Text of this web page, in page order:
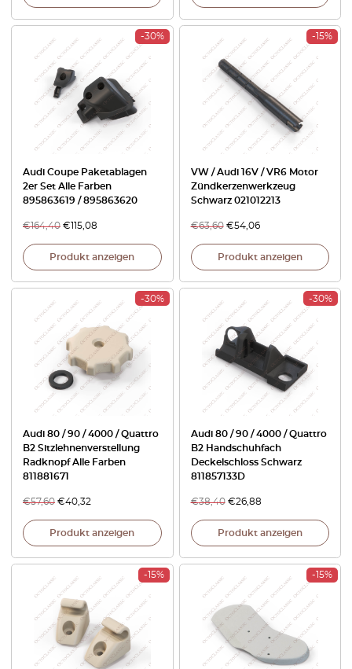
-30%
Audi Coupe Paketablagen
2er Set Alle Farben
895863619 / 895863620
€164,40 €115,08
Produkt anzeigen
-15%
VW / Audi 16V / VR6 Motor
Zündkerzenwerkzeug
Schwarz 021012213
€63,60 €54,06
Produkt anzeigen
-30%
Audi 80 / 90 / 4000 / Quattro
B2 Sitzlehnenverstellung
Radknopf Alle Farben
811881671
€57,60 €40,32
Produkt anzeigen
-30%
Audi 80 / 90 / 4000 / Quattro
B2 Handschuhfach
Deckelschloss Schwarz
811857133D
€38,40 €26,88
Produkt anzeigen
-15% -15%